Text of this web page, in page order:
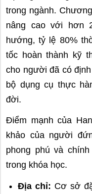
trong ngành.
nâng cao với hơn
hướng, tỷ lệ 80%
tốc hoàn thành kỹ
cho người đã có
bộ dụng cụ thực
đời.
Điểm mạnh của
khảo của người
phong phú và
trong khóa học.
Địa chỉ: Cơ sở